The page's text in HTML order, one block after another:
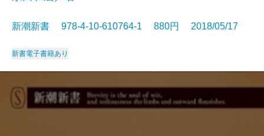
新潮新書 978-4-10-610764-1 880円 2018/05/17
新書電子書籍あり